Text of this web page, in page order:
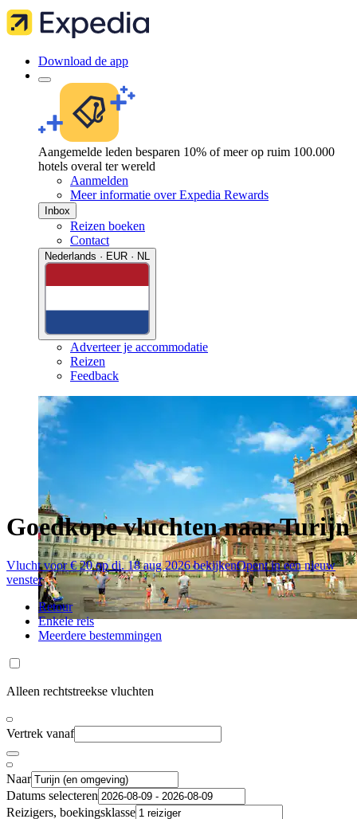
Download de app
Aangemelde leden besparen 10% of meer op ruim 100.000
hotels overal ter wereld
Aanmelden
Meer informatie over Expedia Rewards
Inbox
Reizen boeken
Contact
Nederlands · EUR · NL
Adverteer je accommodatie
Reizen
Feedback
Goedkope vluchten naar Turijn
Vlucht voor € 20 op di. 18 aug 2026 bekijkenOpent in een nieuw
venster
Retour
Enkele reis
Meerdere bestemmingen
Alleen rechtstreekse vluchten
Vertrek vanaf
Naar
Datums selecteren
Reizigers, boekingsklasse